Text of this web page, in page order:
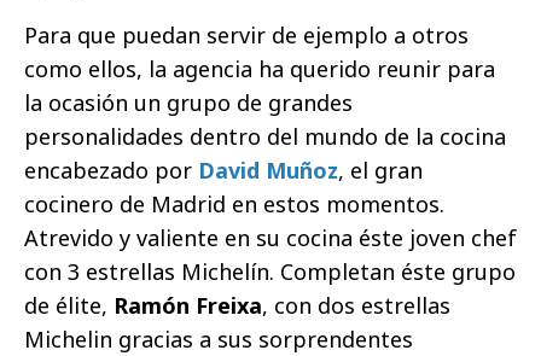
Para que puedan servir de ejemplo a otros
como ellos, la agencia ha querido reunir para
la ocasión un grupo de grandes
personalidades dentro del mundo de la cocina
encabezado por David Muñoz, el gran
cocinero de Madrid en estos momentos.
Atrevido y valiente en su cocina éste joven chef
con 3 estrellas Michelín. Completan éste grupo
de élite, Ramón Freixa, con dos estrellas
Michelin gracias a sus sorprendentes